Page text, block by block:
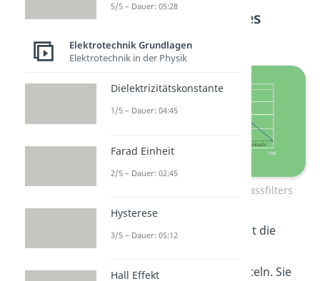
Amplitudengang des
Amplitudengang des Tiefpassfilters
Eine weitere Möglichkeit ist die
Amplitudengang
zu ermitteln. Sie
5/5 – Dauer: 05:28
Elektrotechnik Grundlagen
Elektrotechnik in der Physik
Dielektrizitätskonstante
1/5 – Dauer: 04:45
Farad Einheit
2/5 – Dauer: 02:45
Hysterese
3/5 – Dauer: 05:12
Hall Effekt